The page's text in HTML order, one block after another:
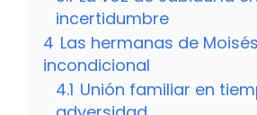
incertidumbre
4 Las hermanas de
incondicional
4.1 Unión familiar en